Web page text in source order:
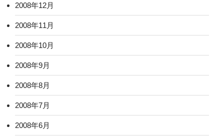
2008年12月
2008年11月
2008年10月
2008年9月
2008年8月
2008年7月
2008年6月